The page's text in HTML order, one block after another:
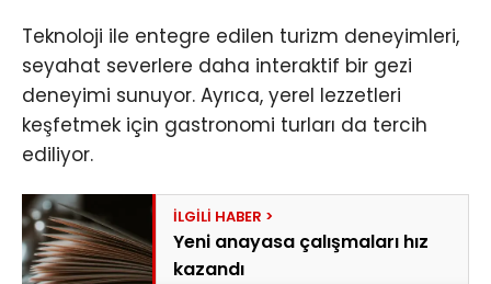
Teknoloji ile entegre edilen turizm deneyimleri,
seyahat severlere daha interaktif bir gezi
deneyimi sunuyor. Ayrıca, yerel lezzetleri
keşfetmek için gastronomi turları da tercih
ediliyor.
Yeni anayasa çalışmaları hız
kazandı